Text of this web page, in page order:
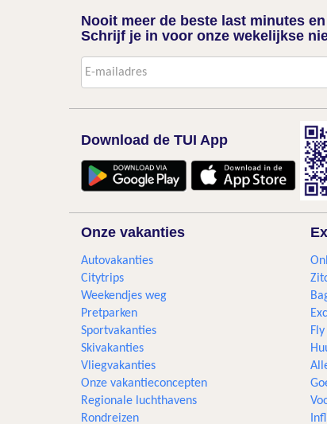
Nooit meer de beste last minutes
Schrijf je in voor onze wekelijkse
Download de TUI App
Onze vakanties
Autovakanties
Citytrips
Weekendjes weg
Pretparken
Sportvakanties
Skivakanties
Vliegvakanties
Onze vakantieconcepten
Regionale luchthavens
Rondreizen